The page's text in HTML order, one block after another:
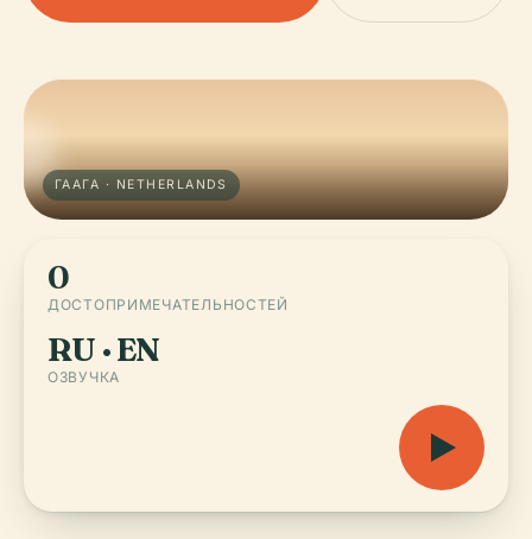
ГААГА · NETHERLANDS
0
ДОСТОПРИМЕЧАТЕЛЬНОСТЕЙ
RU · EN
ОЗВУЧКА